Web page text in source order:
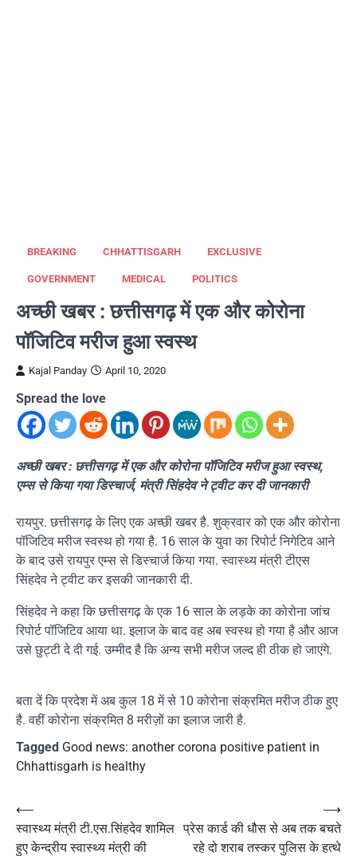
BREAKING CHHATTISGARH EXCLUSIVE
GOVERNMENT MEDICAL POLITICS
अच्छी खबर : छत्तीसगढ़ में एक और कोरोना
पॉजिटिव मरीज हुआ स्वस्थ
Kajal Panday April 10, 2020
Spread the love
अच्छी खबर : छत्तीसगढ़ में एक और कोरोना पॉजिटिव मरीज हुआ स्वस्थ,
एम्स से किया गया डिस्चार्ज, मंत्री सिंहदेव ने ट्वीट कर दी जानकारी
रायपुर. छत्तीसगढ़ के लिए एक अच्छी खबर है. शुक्रवार को एक और कोरोना
पॉजिटिव मरीज स्वस्थ हो गया है. 16 साल के युवा का रिपोर्ट निगेटिव आने
के बाद उसे रायपुर एम्स से डिस्चार्ज किया गया. स्वास्थ्य मंत्री टीएस
सिंहदेव ने ट्वीट कर इसकी जानकारी दी.
सिंहदेव ने कहा कि छत्तीसगढ़ के एक 16 साल के लड़के का कोरोना जांच
रिपोर्ट पॉजिटिव आया था. इलाज के बाद वह अब स्वस्थ हो गया है और आज
उसे छुट्टी दे दी गई. उम्मीद है कि अन्य सभी मरीज जल्द ही ठीक हो जाएंगे.
बता दें कि प्रदेश में अब कुल 18 में से 10 कोरोना संक्रमित मरीज ठीक हुए
है. वहीं कोरोना संक्रमित 8 मरीज़ों का इलाज जारी है.
Tagged Good news: another corona positive patient in
Chhattisgarh is healthy
Post
navigation
⟵
स्वास्थ्य मंत्री टी.एस.सिंहदेव शामिल
हुए केन्द्रीय स्वास्थ्य मंत्री की
प्रेस कार्ड की धौस से अब तक बचते
रहे दो शराब तस्कर पुलिस के हत्थे
⟶